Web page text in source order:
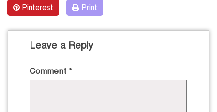
Pinterest Print
Leave a Reply
Comment *